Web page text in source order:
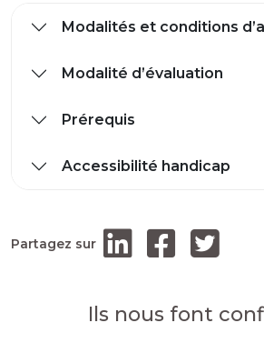
Modalités et conditions
Modalité d’évaluation
Prérequis
Accessibilité handicap
Partagez sur
Ils nous font